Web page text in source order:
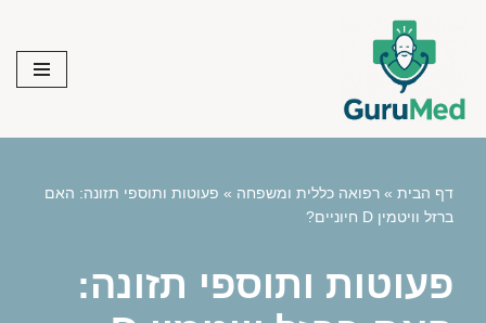
content
דף הבית » רפואה כללית ומשפחה » פעוטות ותוספי תזונה: האם
ברזל וויטמין D חיוניים?
פעוטות ותוספי תזונה: